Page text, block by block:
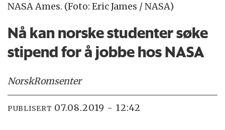
NASA Ames. (Foto: Eric James / NASA)
Nå kan norske studenter søke
stipend for å jobbe hos NASA
NorskRomsenter
PUBLISERT 07.08.2019 - 12:42